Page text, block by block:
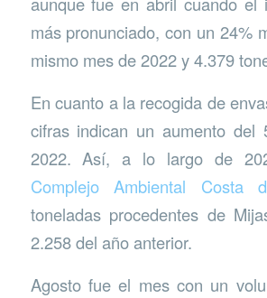
más pronunciado, con un 24%
mismo mes de 2022 y 4.379
En cuanto a la recogida de
cifras indican un aumento del
2022. Así, a lo largo de
Complejo Ambiental Costa
toneladas procedentes de
2.258 del año anterior.
Agosto fue el mes con un